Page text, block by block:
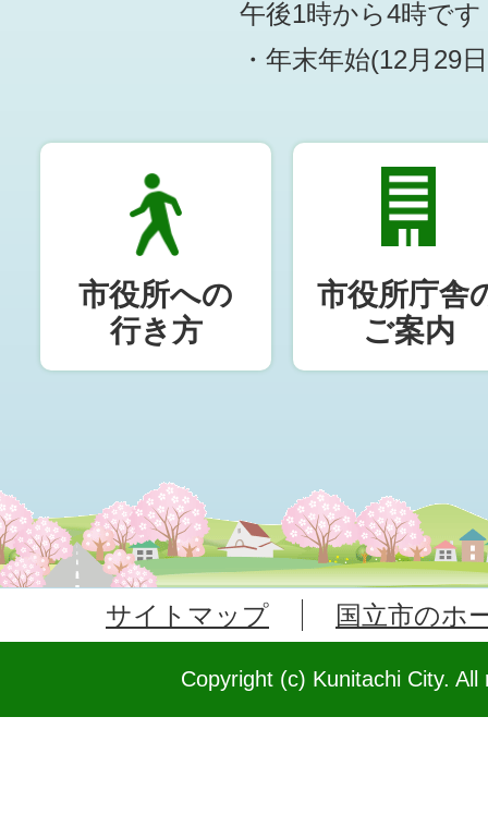
午後1時から4時です
・年末年始(12月29
市役所への
行き方
市役所庁舎
ご案内
サイトマップ 国立市のホ
Copyright (c) Kunitachi City.